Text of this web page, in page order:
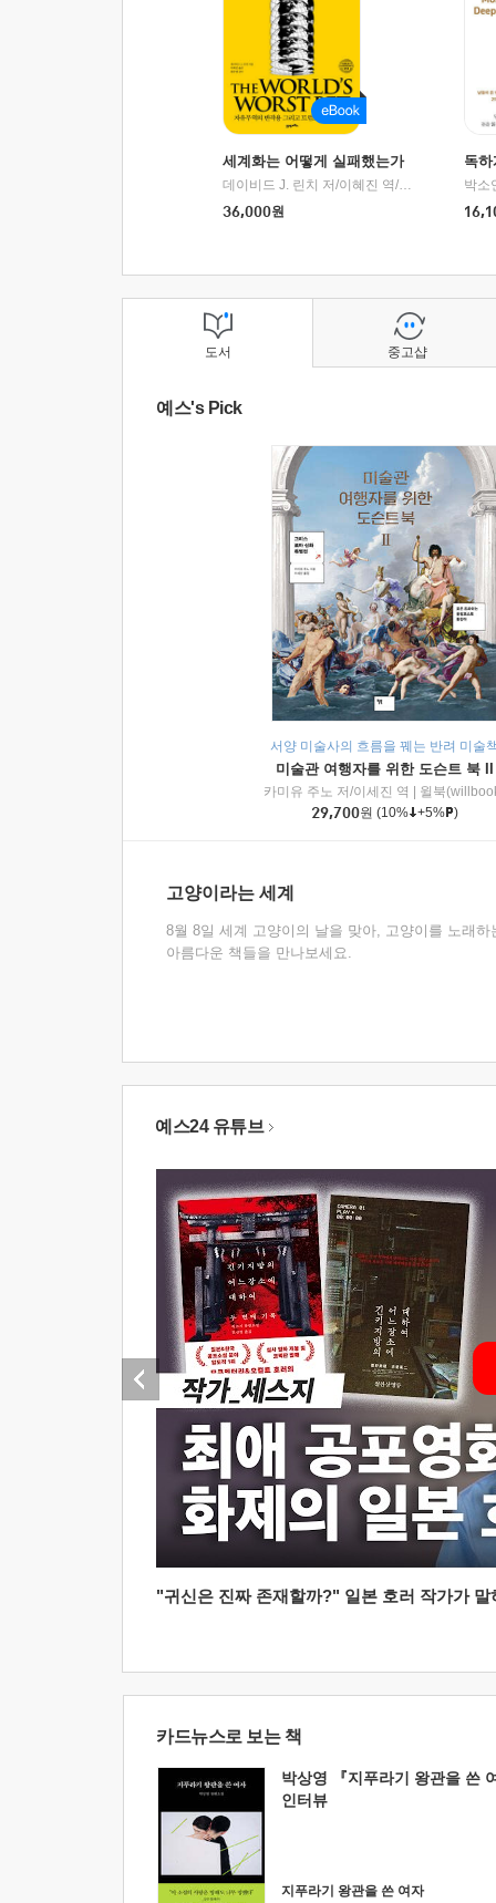
세계화는 어떻게 실패했는가
데이비드 J. 린치 저/이혜진 역/최준영 감수 | 21
36,000원
독
박소
도서
예스's Pick
서양 미술사의 흐름을 꿰는 반려 미술
미술관 여행자를 위한 도슨트 북 II
카미유 주노 저/이세진 역
윌북
29,700원 (10% +5% )
고양이라는 세계
8월 8일 세계 고양이의 날을 맞아, 고양이를 노래하
아름다운 책들을 만나보세요.
중고샵
예스24 유튜브
"귀신은 진짜 존재할까?" 일본 호러 작가가
카드뉴스로 보는 책
박상영 『지푸라기 왕관을 쓴
인터뷰
지푸라기 왕관을 쓴 여자